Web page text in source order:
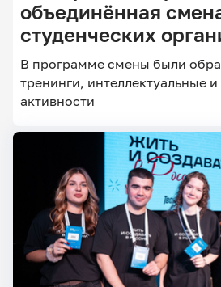
Главные
объединённая
студенческих
В программе смены были
тренинги, интеллектуальные
активности